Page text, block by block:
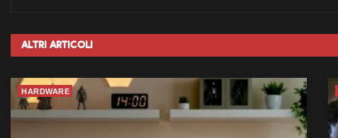
Altri Articoli
HARDWARE